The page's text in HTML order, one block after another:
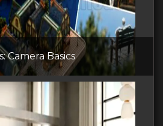
Camera Basics